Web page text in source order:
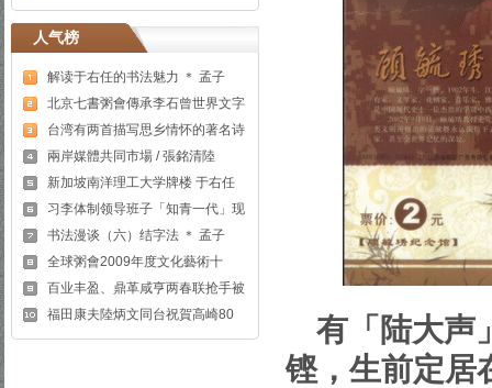
人气榜
解读于右任的书法魅力 ＊ 孟子
北京七書粥會傳承李石曾世界文字
台湾有两首描写思乡情怀的著名诗
兩岸媒體共同市場 / 張銘清陸
新加坡南洋理工大学牌楼 于右任
习李体制领导班子「知青一代」现
书法漫谈（六）结字法 ＊ 孟子
全球粥會2009年度文化藝術十
百业丰盈、鼎革咸亨两春联抢手被
福田康夫陸炳文同台祝賀高崎80
有「陆大声
铿，生前定居